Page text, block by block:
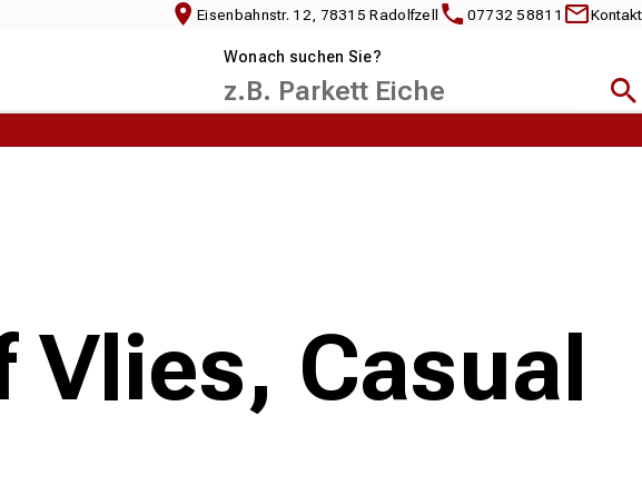
Eisenbahnstr. 12, 78315 Radolfzell 07732 58811 Kontakt
Wonach suchen Sie?
Vlies, Casual